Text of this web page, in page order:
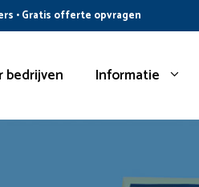
• Gratis offerte opvragen
bedrijven Informatie